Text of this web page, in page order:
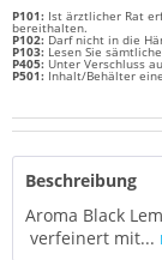
P101: Ist ärztlicher Rat
bereithalten.
P102: Darf nicht in die
P103: Lesen Sie
P405: Unter Verschluss
P501: Inhalt/Behälter
Beschreibung
Aroma Black
verfeinert mit...